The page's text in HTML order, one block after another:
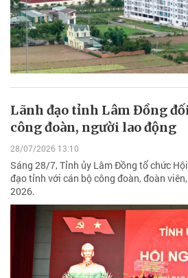
Lãnh đạo tỉnh Lâm Đồng
công đoàn, người lao động
28/07/2026 13:10
Sáng 28/7, Tỉnh ủy Lâm Đồng tổ chức
đạo tỉnh với cán bộ công đoàn, đoàn
2026.